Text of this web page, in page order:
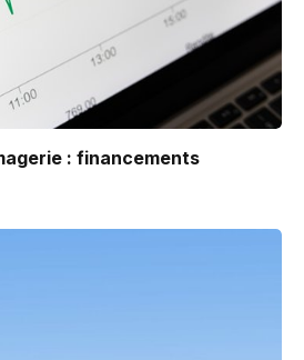
: financements